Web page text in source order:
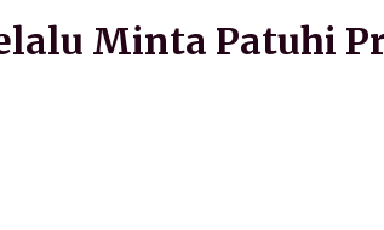
Minta Patuhi